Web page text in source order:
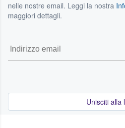
nelle nostre email. Leggi la nostra
maggiori dettagli.
Unisciti alla